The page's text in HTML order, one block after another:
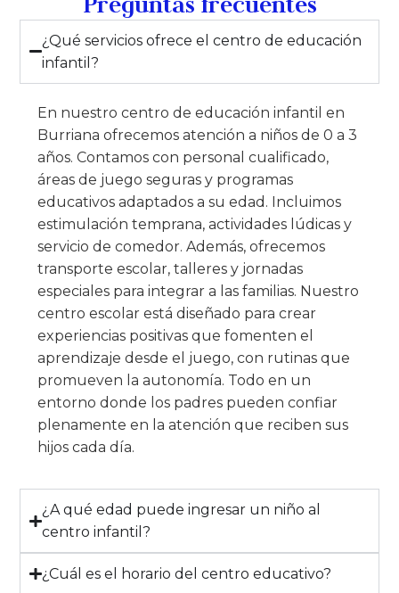
¿Qué servicios ofrece el centro de educación
infantil?
En nuestro centro de educación infantil en
Burriana ofrecemos atención a niños de 0 a 3
años. Contamos con personal cualificado,
áreas de juego seguras y programas
educativos adaptados a su edad. Incluimos
estimulación temprana, actividades lúdicas y
servicio de comedor. Además, ofrecemos
transporte escolar, talleres y jornadas
especiales para integrar a las familias. Nuestro
centro escolar está diseñado para crear
experiencias positivas que fomenten el
aprendizaje desde el juego, con rutinas que
promueven la autonomía. Todo en un
entorno donde los padres pueden confiar
plenamente en la atención que reciben sus
hijos cada día.
¿A qué edad puede ingresar un niño al
centro infantil?
¿Cuál es el horario del centro educativo?